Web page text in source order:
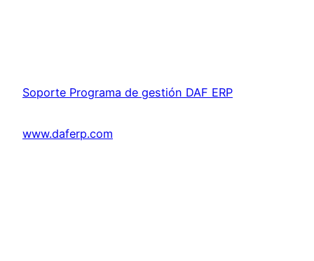
Soporte Programa de gestión DAF ERP
www.daferp.com